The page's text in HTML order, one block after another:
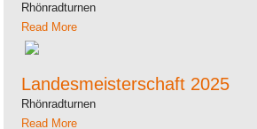
Rhönradturnen
Read More
Landesmeisterschaft 2025
Rhönradturnen
Read More